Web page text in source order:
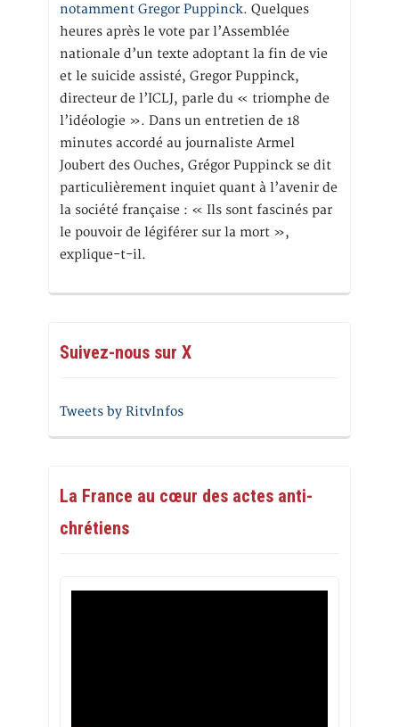
notamment Gregor Puppinck. Quelques
heures après le vote par l’Assemblée
nationale d’un texte adoptant la fin de vie
et le suicide assisté, Gregor Puppinck,
directeur de l’ICLJ, parle du « triomphe de
l’idéologie ». Dans un entretien de 18
minutes accordé au journaliste Armel
Joubert des Ouches, Grégor Puppinck se dit
particulièrement inquiet quant à l’avenir de
la société française : « Ils sont fascinés par
le pouvoir de légiférer sur la mort »,
explique-t-il.
Suivez-nous sur X
Tweets by RitvInfos
La France au cœur des actes anti-
chrétiens